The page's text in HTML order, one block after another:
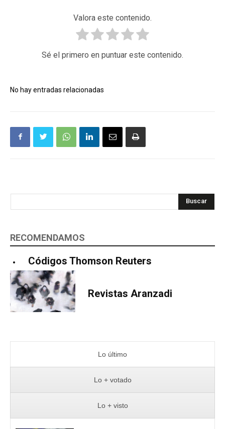
Valora este contenido.
Sé el primero en puntuar este contenido.
No hay entradas relacionadas
Buscar
RECOMENDAMOS
Códigos Thomson Reuters
Revistas Aranzadi
Lo último
Lo + votado
Lo + visto